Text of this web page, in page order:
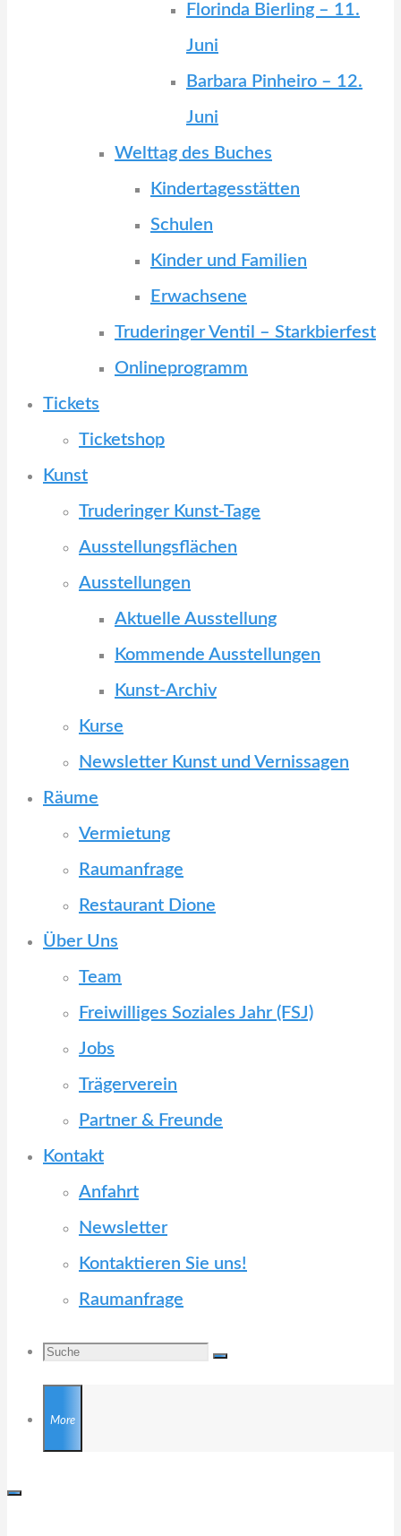
Florinda Bierling – 11.
Juni
Barbara Pinheiro – 12.
Juni
Welttag des Buches
Kindertagesstätten
Schulen
Kinder und Familien
Erwachsene
Truderinger Ventil – Starkbierfest
Onlineprogramm
Tickets
Ticketshop
Kunst
Truderinger Kunst-Tage
Ausstellungsflächen
Ausstellungen
Aktuelle Ausstellung
Kommende Ausstellungen
Kunst-Archiv
Kurse
Newsletter Kunst und Vernissagen
Räume
Vermietung
Raumanfrage
Restaurant Dione
Über Uns
Team
Freiwilliges Soziales Jahr (FSJ)
Jobs
Trägerverein
Partner & Freunde
Kontakt
Anfahrt
Newsletter
Kontaktieren Sie uns!
Raumanfrage
Search
Suche
nach:
Suche
More